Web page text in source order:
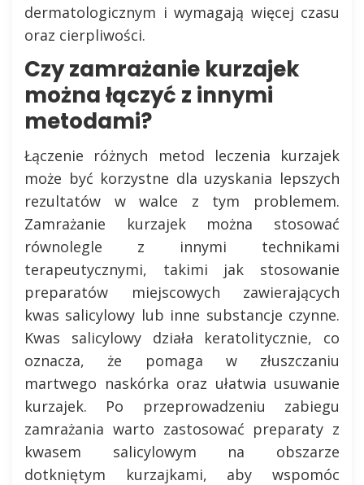
dermatologicznym i wymagają więcej czasu
oraz cierpliwości.
Czy zamrażanie kurzajek
można łączyć z innymi
metodami?
Łączenie różnych metod leczenia kurzajek
może być korzystne dla uzyskania lepszych
rezultatów w walce z tym problemem.
Zamrażanie kurzajek można stosować
równolegle z innymi technikami
terapeutycznymi, takimi jak stosowanie
preparatów miejscowych zawierających
kwas salicylowy lub inne substancje czynne.
Kwas salicylowy działa keratolitycznie, co
oznacza, że pomaga w złuszczaniu
martwego naskórka oraz ułatwia usuwanie
kurzajek. Po przeprowadzeniu zabiegu
zamrażania warto zastosować preparaty z
kwasem salicylowym na obszarze
dotkniętym kurzajkami, aby wspomóc